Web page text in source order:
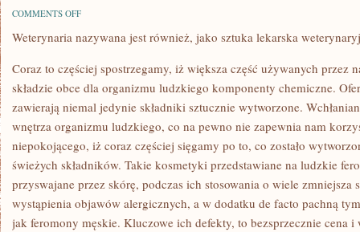
COMMENTS OFFON
DUŻO
ISTOTNYCH
WY
LUDZKIM
PRACA,
FAMILIA,
PRZYJACIELE
Weterynaria nazywana jest również, jako sztuka lekarska
Coraz to częściej spostrzegamy, iż większa część używanych przez
składzie obce dla organizmu ludzkiego komponenty chemiczne.
zawierają niemal jedynie składniki sztucznie wytworzone.
wnętrza organizmu ludzkiego, co na pewno nie zapewnia nam
niepokojącego, iż coraz częściej sięgamy po to, co zostało
świeżych składników. Takie kosmetyki przedstawiane na ludzkie
przyswajane przez skórę, podczas ich stosowania o wiele zmniejsza
wystąpienia objawów alergicznych, a w dodatku de facto pachną
jak feromony męskie. Kluczowe ich defekty, to bezsprzecznie cena